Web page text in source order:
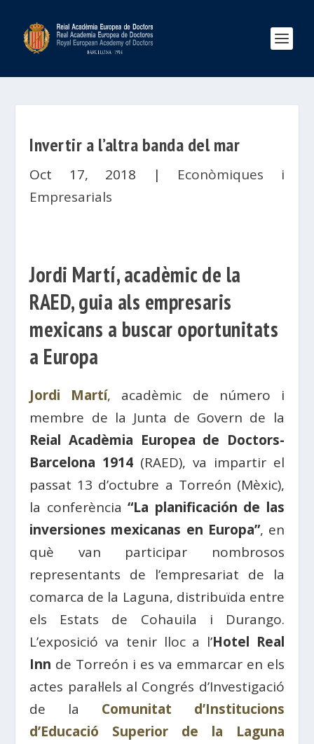
Invertir a l’altra banda del mar
Oct 17, 2018 | Econòmiques i
Empresarials
Jordi Martí, acadèmic de la
RAED, guia als empresaris
mexicans a buscar oportunitats
a Europa
Jordi Martí, acadèmic de número i
membre de la Junta de Govern de la
Reial Acadèmia Europea de Doctors-
Barcelona 1914 (RAED), va impartir el
passat 13 d’octubre a Torreón (Mèxic),
la conferència“La planificación de las
inversiones mexicanas en Europa”, en
què van participar nombrosos
representants de l’empresariat de la
comarca de la Laguna, distribuïda entre
els Estats de Cohauila i Durango.
L’exposició va tenir lloc a l’Hotel Real
Inn de Torreón i es va emmarcar en els
actes paral·lels al Congrés d’Investigació
de la Comunitat d’Institucions
d’Educació Superior de la Laguna